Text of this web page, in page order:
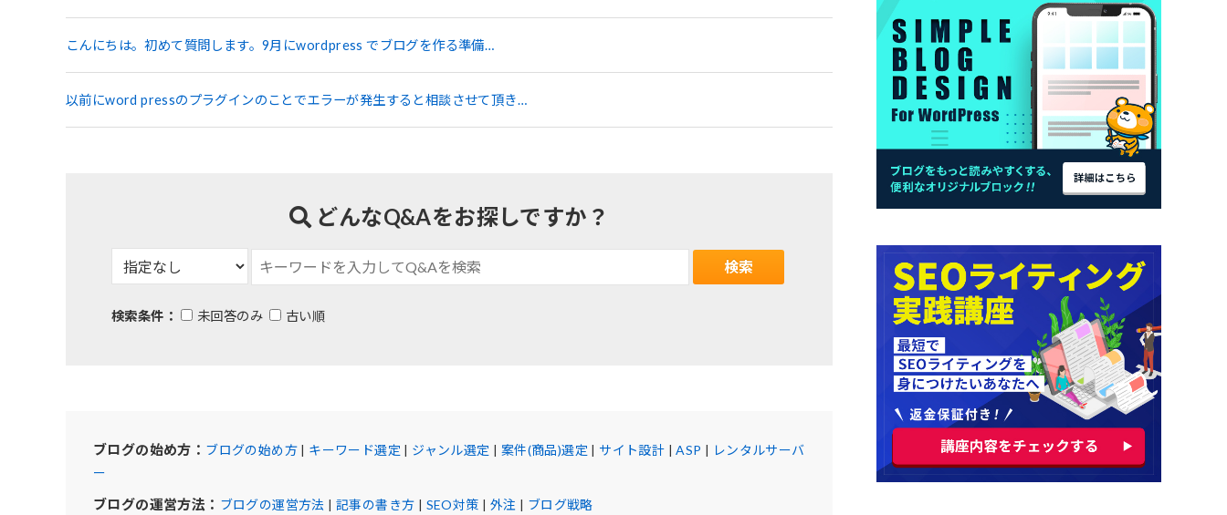
こんにちは。初めて質問します。9月にwordpress でブログを作る準備…
以前にword pressのプラグインのことでエラーが発生すると相談させて頂き…
どんなQ&Aをお探しですか？
検索条件： 未回答のみ 古い順
ブログの始め方： ブログの始め方 | キーワード選定 | ジャンル選定 | 案件(商品)選定 | サイト設計 |ASP | レンタルサーバ
ー
ブログの運営方法： ブログの運営方法 |記事の書き方 | SEO対策 | 外注 | ブログ戦略